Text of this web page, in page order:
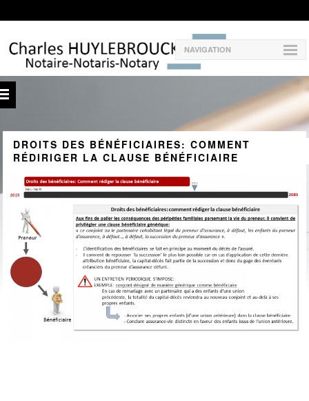
NAVIGATION
DROITS DES BÉNÉFICIAIRES: COMMENT
RÉDIRIGER LA CLAUSE BÉNÉFICIAIRE